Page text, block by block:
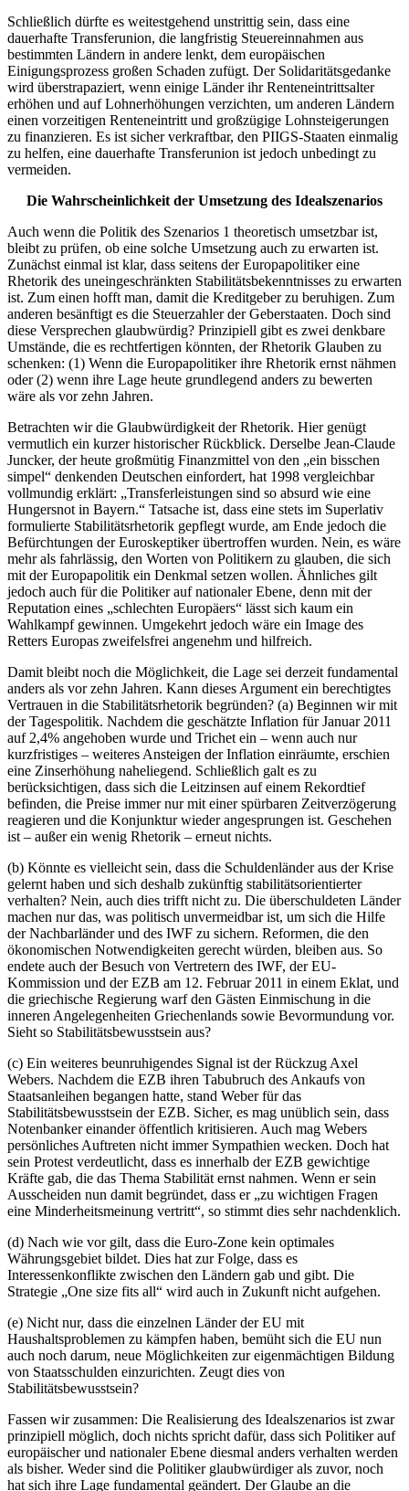
Schließlich dürfte es weitestgehend unstrittig sein, dass eine
dauerhafte Transferunion, die langfristig Steuereinnahmen aus
bestimmten Ländern in andere lenkt, dem europäischen
Einigungsprozess großen Schaden zufügt. Der Solidaritätsgedanke
wird überstrapaziert, wenn einige Länder ihr Renteneintrittsalter
erhöhen und auf Lohnerhöhungen verzichten, um anderen Ländern
einen vorzeitigen Renteneintritt und großzügige Lohnsteigerungen
zu finanzieren. Es ist sicher verkraftbar, den PIIGS-Staaten einmalig
zu helfen, eine dauerhafte Transferunion ist jedoch unbedingt zu
vermeiden.
Die Wahrscheinlichkeit der Umsetzung des Idealszenarios
Auch wenn die Politik des Szenarios 1 theoretisch umsetzbar ist,
bleibt zu prüfen, ob eine solche Umsetzung auch zu erwarten ist.
Zunächst einmal ist klar, dass seitens der Europapolitiker eine
Rhetorik des uneingeschränkten Stabilitätsbekenntnisses zu erwarten
ist. Zum einen hofft man, damit die Kreditgeber zu beruhigen. Zum
anderen besänftigt es die Steuerzahler der Geberstaaten. Doch sind
diese Versprechen glaubwürdig? Prinzipiell gibt es zwei denkbare
Umstände, die es rechtfertigen könnten, der Rhetorik Glauben zu
schenken: (1) Wenn die Europapolitiker ihre Rhetorik ernst nähmen
oder (2) wenn ihre Lage heute grundlegend anders zu bewerten
wäre als vor zehn Jahren.
Betrachten wir die Glaubwürdigkeit der Rhetorik. Hier genügt
vermutlich ein kurzer historischer Rückblick. Derselbe Jean-Claude
Juncker, der heute großmütig Finanzmittel von den „ein bisschen
simpel“ denkenden Deutschen einfordert, hat 1998 vergleichbar
vollmundig erklärt: „Transferleistungen sind so absurd wie eine
Hungersnot in Bayern.“ Tatsache ist, dass eine stets im Superlativ
formulierte Stabilitätsrhetorik gepflegt wurde, am Ende jedoch die
Befürchtungen der Euroskeptiker übertroffen wurden. Nein, es wäre
mehr als fahrlässig, den Worten von Politikern zu glauben, die sich
mit der Europapolitik ein Denkmal setzen wollen. Ähnliches gilt
jedoch auch für die Politiker auf nationaler Ebene, denn mit der
Reputation eines „schlechten Europäers“ lässt sich kaum ein
Wahlkampf gewinnen. Umgekehrt jedoch wäre ein Image des
Retters Europas zweifelsfrei angenehm und hilfreich.
Damit bleibt noch die Möglichkeit, die Lage sei derzeit fundamental
anders als vor zehn Jahren. Kann dieses Argument ein berechtigtes
Vertrauen in die Stabilitätsrhetorik begründen? (a) Beginnen wir mit
der Tagespolitik. Nachdem die geschätzte Inflation für Januar 2011
auf 2,4% angehoben wurde und Trichet ein – wenn auch nur
kurzfristiges – weiteres Ansteigen der Inflation einräumte, erschien
eine Zinserhöhung naheliegend. Schließlich galt es zu
berücksichtigen, dass sich die Leitzinsen auf einem Rekordtief
befinden, die Preise immer nur mit einer spürbaren Zeitverzögerung
reagieren und die Konjunktur wieder angesprungen ist. Geschehen
ist – außer ein wenig Rhetorik – erneut nichts.
(b) Könnte es vielleicht sein, dass die Schuldenländer aus der Krise
gelernt haben und sich deshalb zukünftig stabilitätsorientierter
verhalten? Nein, auch dies trifft nicht zu. Die überschuldeten Länder
machen nur das, was politisch unvermeidbar ist, um sich die Hilfe
der Nachbarländer und des IWF zu sichern. Reformen, die den
ökonomischen Notwendigkeiten gerecht würden, bleiben aus. So
endete auch der Besuch von Vertretern des IWF, der EU-
Kommission und der EZB am 12. Februar 2011 in einem Eklat, und
die griechische Regierung warf den Gästen Einmischung in die
inneren Angelegenheiten Griechenlands sowie Bevormundung vor.
Sieht so Stabilitätsbewusstsein aus?
(c) Ein weiteres beunruhigendes Signal ist der Rückzug Axel
Webers. Nachdem die EZB ihren Tabubruch des Ankaufs von
Staatsanleihen begangen hatte, stand Weber für das
Stabilitätsbewusstsein der EZB. Sicher, es mag unüblich sein, dass
Notenbanker einander öffentlich kritisieren. Auch mag Webers
persönliches Auftreten nicht immer Sympathien wecken. Doch hat
sein Protest verdeutlicht, dass es innerhalb der EZB gewichtige
Kräfte gab, die das Thema Stabilität ernst nahmen. Wenn er sein
Ausscheiden nun damit begründet, dass er „zu wichtigen Fragen
eine Minderheitsmeinung vertritt“, so stimmt dies sehr nachdenklich.
(d) Nach wie vor gilt, dass die Euro-Zone kein optimales
Währungsgebiet bildet. Dies hat zur Folge, dass es
Interessenkonflikte zwischen den Ländern gab und gibt. Die
Strategie „One size fits all“ wird auch in Zukunft nicht aufgehen.
(e) Nicht nur, dass die einzelnen Länder der EU mit
Haushaltsproblemen zu kämpfen haben, bemüht sich die EU nun
auch noch darum, neue Möglichkeiten zur eigenmächtigen Bildung
von Staatsschulden einzurichten. Zeugt dies von
Stabilitätsbewusstsein?
Fassen wir zusammen: Die Realisierung des Idealszenarios ist zwar
prinzipiell möglich, doch nichts spricht dafür, dass sich Politiker auf
europäischer und nationaler Ebene diesmal anders verhalten werden
als bisher. Weder sind die Politiker glaubwürdiger als zuvor, noch
hat sich ihre Lage fundamental geändert. Der Glaube an die